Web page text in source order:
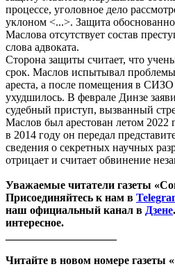
процессе, уголовное дело
уклоном <...>. Защита обоснованно
Маслова отсутствует состав
слова адвоката.
Сторона защиты считает, что
срок. Маслов испытывал
ареста, а после помещения в СИЗО
ухудшилось. В феврале Динзе
судебный приступ, вызванный
Маслов был арестован летом 2022
в 2014 году он передал
сведения о секретных научных
отрицает и считает обвинение
Уважаемые читатели газеты
Присоединяйтесь к нам в
наш официальный канал в Дзене
интересное.
Читайте в новом номере газеты